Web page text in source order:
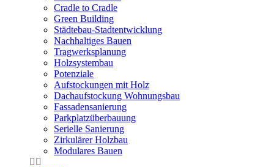
Cradle to Cradle
Green Building
Städtebau-Stadtentwicklung
Nachhaltiges Bauen
Tragwerksplanung
Holzsystembau
Potenziale
Aufstockungen mit Holz
Dachaufstockung Wohnungsbau
Fassadensanierung
Parkplatzüberbauung
Serielle Sanierung
Zirkulärer Holzbau
Modulares Bauen